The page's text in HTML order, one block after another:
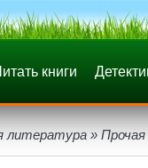
книги
литература »